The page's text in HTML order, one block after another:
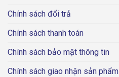
Chính sách đổi trả
Chính sách thanh toán
Chính sách bảo mật thông tin
Chính sách giao nhận sản phẩm